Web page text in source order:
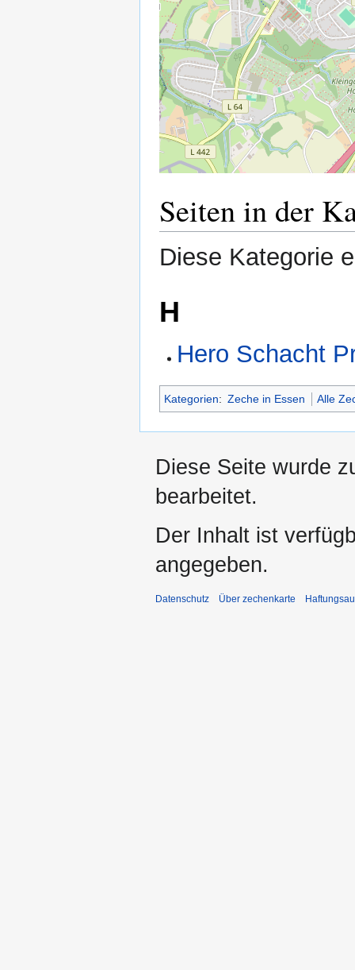
Seiten in der
Diese Kategorie
H
Hero Schacht
Kategorien: Zeche in Essen Alle
Diese Seite wurde
bearbeitet.
Der Inhalt ist
angegeben.
Datenschutz Über zechenkarte